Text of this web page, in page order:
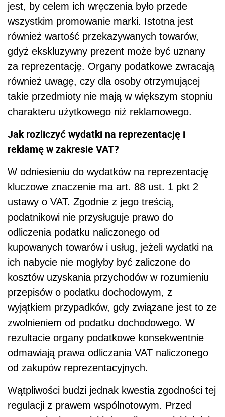
jest, by celem ich wręczenia było przede
wszystkim promowanie marki. Istotna jest
również wartość przekazywanych towarów,
gdyż ekskluzywny prezent może być uznany
za reprezentację. Organy podatkowe zwracają
również uwagę, czy dla osoby otrzymującej
takie przedmioty nie mają w większym stopniu
charakteru użytkowego niż reklamowego.
Jak rozliczyć wydatki na reprezentację i
reklamę w zakresie VAT?
W odniesieniu do wydatków na reprezentację
kluczowe znaczenie ma art. 88 ust. 1 pkt 2
ustawy o VAT. Zgodnie z jego treścią,
podatnikowi nie przysługuje prawo do
odliczenia podatku naliczonego od
kupowanych towarów i usług, jeżeli wydatki na
ich nabycie nie mogłyby być zaliczone do
kosztów uzyskania przychodów w rozumieniu
przepisów o podatku dochodowym, z
wyjątkiem przypadków, gdy związane jest to ze
zwolnieniem od podatku dochodowego. W
rezultacie organy podatkowe konsekwentnie
odmawiają prawa odliczania VAT naliczonego
od zakupów reprezentacyjnych.
Wątpliwości budzi jednak kwestia zgodności tej
regulacji z prawem wspólnotowym. Przed